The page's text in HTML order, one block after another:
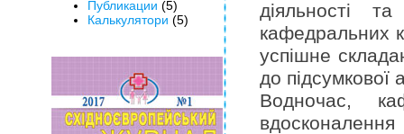
Публикации (5)
Калькулятори (5)
діяльності
кафедральних
успішне
до підсумкової
Водночас,